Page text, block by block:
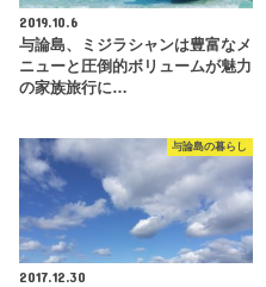
2019.10.6
与論島、ミジラシャンは豊富なメ
ニューと圧倒的ボリュームが魅力
の家族旅行に…
与論島の暮らし
2017.12.30